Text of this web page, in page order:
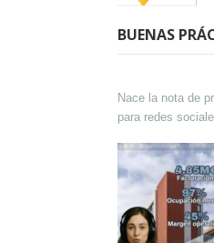
BUENAS
Nace la nota de
para redes